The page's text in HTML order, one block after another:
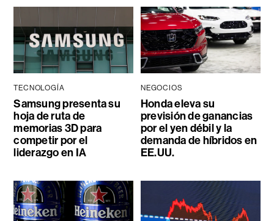
TECNOLOGÍA
Samsung presenta su
hoja de ruta de
memorias 3D para
competir por el
liderazgo en IA
NEGOCIOS
Honda eleva su
previsión de ganancias
por el yen débil y la
demanda de híbridos en
EE.UU.